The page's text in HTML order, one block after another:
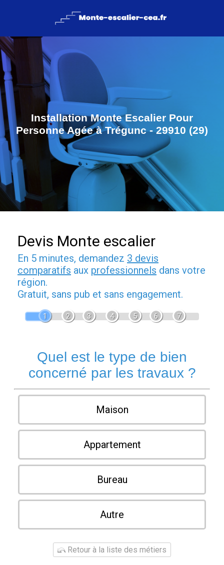
Installation Monte Escalier Pour
Personne Agée à Trégunc - 29910 (29)
Devis Monte escalier
En 5 minutes, demandez 3 devis
comparatifs aux professionnels dans votre
région.
Gratuit, sans pub et sans engagement.
1 2 3 4 5 6 7
Quel est le type de bien
concerné par les travaux ?
Maison
Appartement
Bureau
Autre
Retour à la liste des métiers